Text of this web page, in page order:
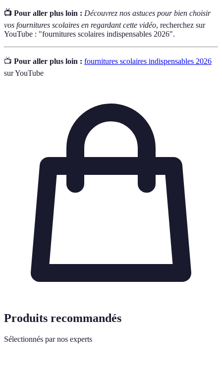
📺 Pour aller plus loin : Découvrez nos astuces pour bien choisir
vos fournitures scolaires en regardant cette vidéo, recherchez sur
YouTube : "fournitures scolaires indispensables 2026".
📺 Pour aller plus loin : fournitures scolaires indispensables 2026
sur YouTube
Produits recommandés
Sélectionnés par nos experts